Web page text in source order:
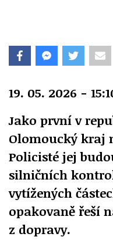
19. 05. 2026 -
Jako první v
Olomoucký kraj
Policisté jej
silničních
vytížených
opakovaně řeší
z dopravy.